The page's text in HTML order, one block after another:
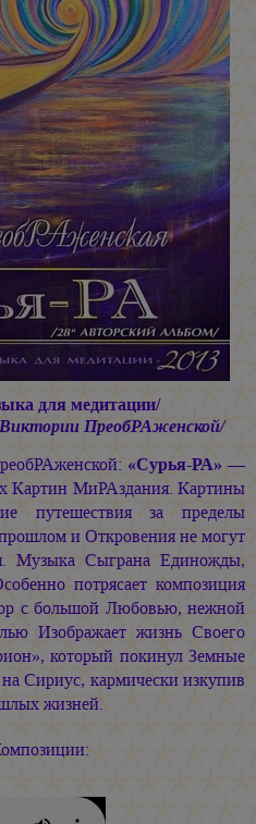
для медитации/
ПреобРАженской/
«Сурья-РА» —
Картин МиРАздания. Картины
путешествия за пределы
и Откровения не могут
Музыка Сыграна Единожды,
потрясает композиция
с большой Любовью, нежной
Изображает жизнь Своего
который покинул Земные
Сириус, кармически изкупив
жизней.